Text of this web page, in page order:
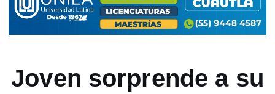
Joven sorprende a su